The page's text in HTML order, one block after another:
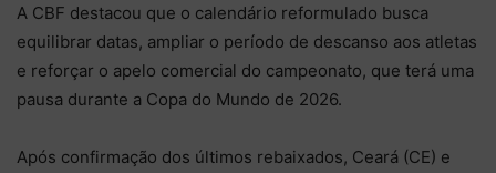
A CBF destacou que o calendário reformulado busca
equilibrar datas, ampliar o período de descanso aos atletas
e reforçar o apelo comercial do campeonato, que terá uma
pausa durante a Copa do Mundo de 2026.
Após confirmação dos últimos rebaixados, Ceará (CE) e